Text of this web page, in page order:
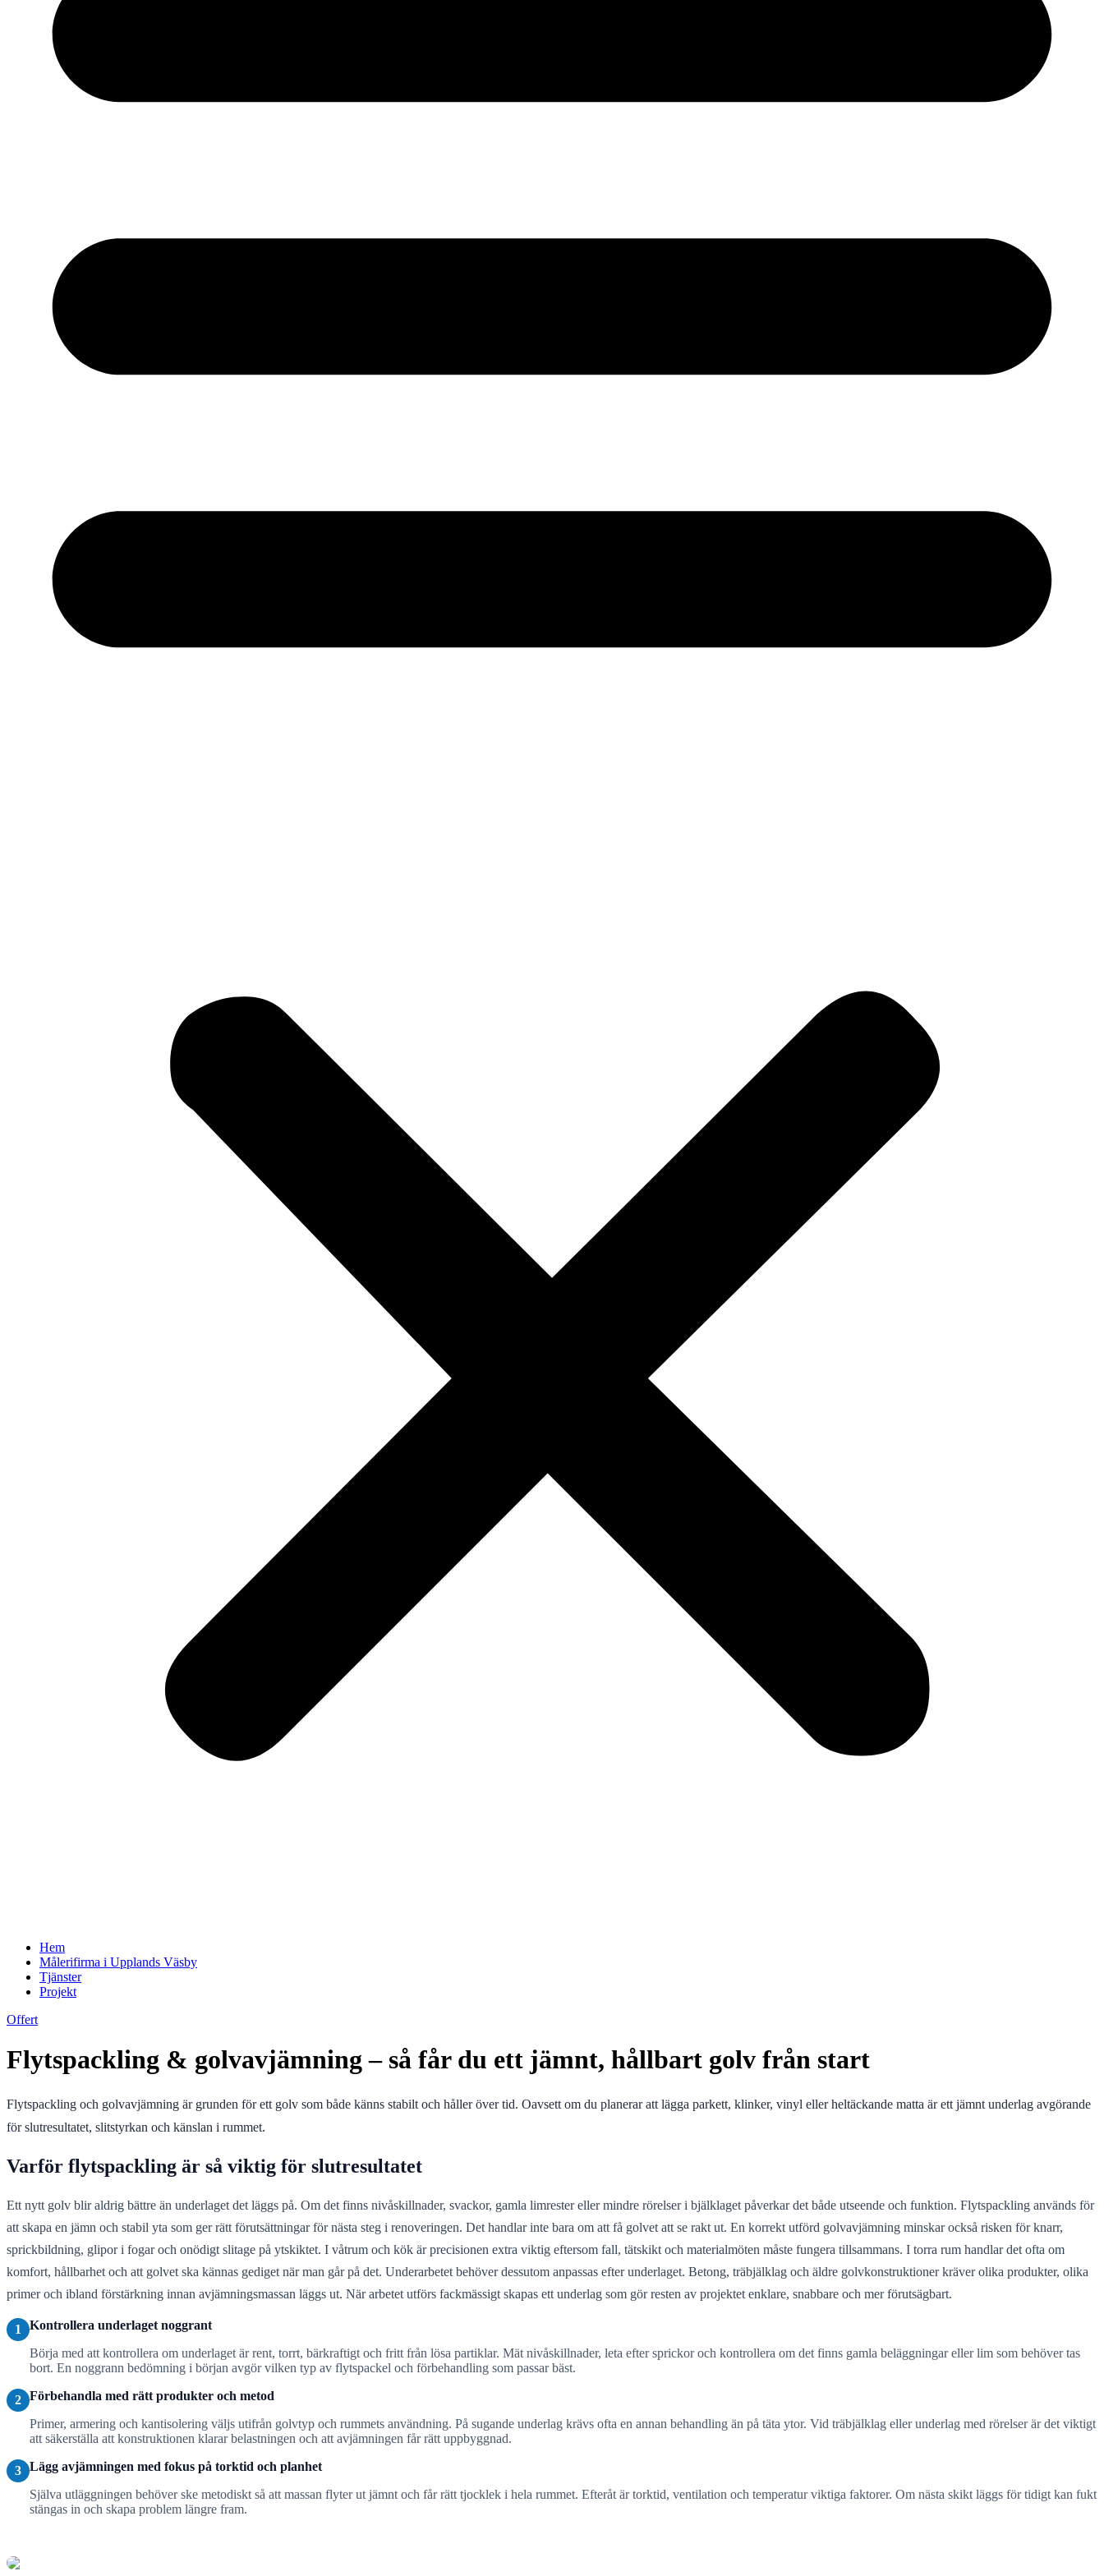
Hem
Målerifirma i Upplands Väsby
Tjänster
Projekt
Offert
Flytspackling & golvavjämning – så får du ett jämnt, hållbart golv från start
Flytspackling och golvavjämning är grunden för ett golv som både känns stabilt och håller över tid. Oavsett om du planerar att lägga parkett, klinker, vinyl eller heltäckande matta är ett jämnt underlag avgörande
för slutresultatet, slitstyrkan och känslan i rummet.
Varför flytspackling är så viktig för slutresultatet
Ett nytt golv blir aldrig bättre än underlaget det läggs på. Om det finns nivåskillnader, svackor, gamla limrester eller mindre rörelser i bjälklaget påverkar det både utseende och funktion. Flytspackling används för
att skapa en jämn och stabil yta som ger rätt förutsättningar för nästa steg i renoveringen. Det handlar inte bara om att få golvet att se rakt ut. En korrekt utförd golvavjämning minskar också risken för knarr,
sprickbildning, glipor i fogar och onödigt slitage på ytskiktet. I våtrum och kök är precisionen extra viktig eftersom fall, tätskikt och materialmöten måste fungera tillsammans. I torra rum handlar det ofta om
komfort, hållbarhet och att golvet ska kännas gediget när man går på det. Underarbetet behöver dessutom anpassas efter underlaget. Betong, träbjälklag och äldre golvkonstruktioner kräver olika produkter, olika
primer och ibland förstärkning innan avjämningsmassan läggs ut. När arbetet utförs fackmässigt skapas ett underlag som gör resten av projektet enklare, snabbare och mer förutsägbart.
1
Kontrollera underlaget noggrant
Börja med att kontrollera om underlaget är rent, torrt, bärkraftigt och fritt från lösa partiklar. Mät nivåskillnader, leta efter sprickor och kontrollera om det finns gamla beläggningar eller lim som behöver tas
bort. En noggrann bedömning i början avgör vilken typ av flytspackel och förbehandling som passar bäst.
2 Förbehandla med rätt produkter och metod
Primer, armering och kantisolering väljs utifrån golvtyp och rummets användning. På sugande underlag krävs ofta en annan behandling än på täta ytor. Vid träbjälklag eller underlag med rörelser är det viktigt
att säkerställa att konstruktionen klarar belastningen och att avjämningen får rätt uppbyggnad.
3 Lägg avjämningen med fokus på torktid och planhet
Själva utläggningen behöver ske metodiskt så att massan flyter ut jämnt och får rätt tjocklek i hela rummet. Efteråt är torktid, ventilation och temperatur viktiga faktorer. Om nästa skikt läggs för tidigt kan fukt
stängas in och skapa problem längre fram.